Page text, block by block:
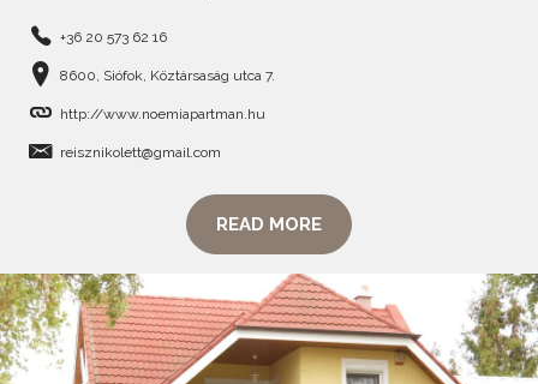
+36 20 573 62 16
8600, Siófok, Köztársaság utca 7.
http://www.noemiapartman.hu
reisznikolett@gmail.com
READ MORE